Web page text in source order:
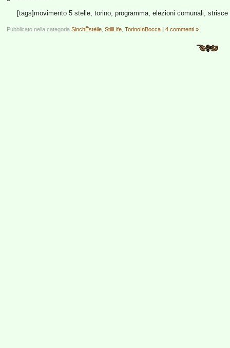
[tags]movimento 5 stelle, torino, programma, elezioni comunali,
Pubblicato nella categoria SinchËstèile StillLife TorinoInBocca | 4 commenti »